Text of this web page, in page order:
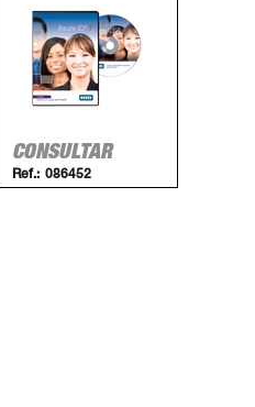
CONSULTAR
Ref.: 086452